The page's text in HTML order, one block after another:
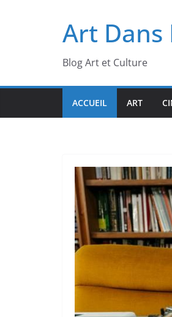
Art Dans
Blog Art et Culture
ACCUEIL ART